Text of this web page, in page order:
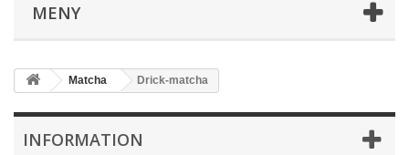
MENY
Matcha Drick-matcha
INFORMATION